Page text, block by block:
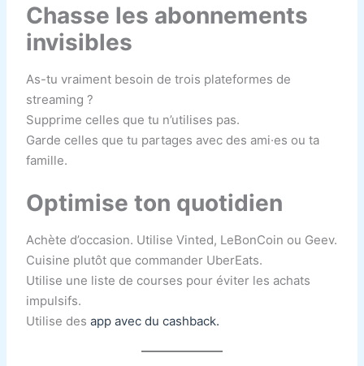
Chasse les abonnements
invisibles
As-tu vraiment besoin de trois plateformes de
streaming ?
Supprime celles que tu n’utilises pas.
Garde celles que tu partages avec des ami·es ou ta
famille.
Optimise ton quotidien
Achète d’occasion. Utilise Vinted, LeBonCoin ou Geev.
Cuisine plutôt que commander UberEats.
Utilise une liste de courses pour éviter les achats
impulsifs.
Utilise desapp avec du cashback.